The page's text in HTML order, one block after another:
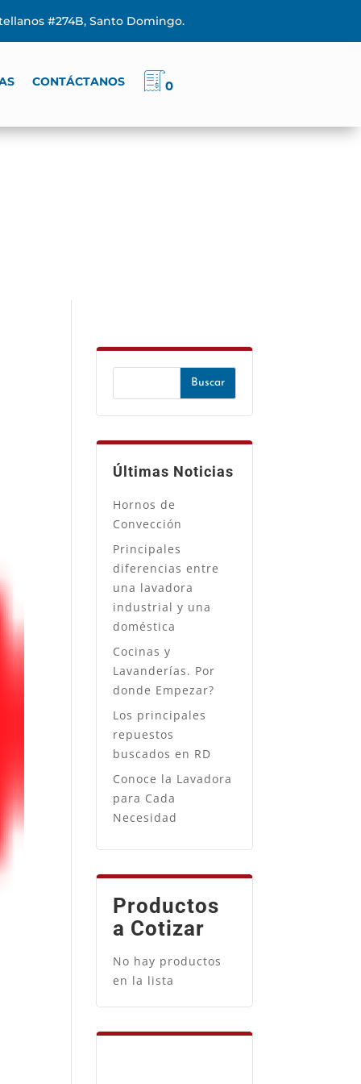
#274B, Santo Domingo.
CONTÁCTANOS 0
Últimas Noticias
Hornos de
Convección
Principales
diferencias entre
una lavadora
industrial y una
doméstica
Cocinas y
Lavanderías. Por
donde Empezar?
Los principales
repuestos
buscados en RD
Conoce la Lavadora
para Cada
Necesidad
Productos
a Cotizar
No hay productos
en la lista